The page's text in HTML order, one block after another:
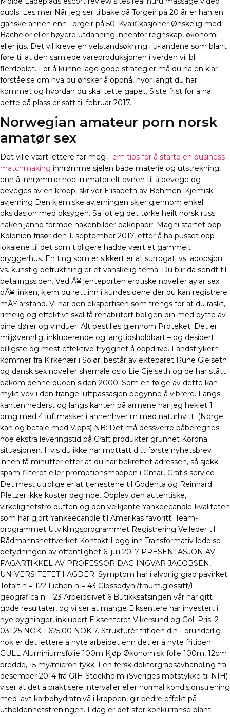
publs. Les mer Når jeg ser tilbake på Torgeir på 20 år er han en
ganske annen enn Torgeir på 50. Kvalifikasjoner Ønskelig med
Bachelor eller høyere utdanning innenfor regnskap, økonomi
eller jus. Det vil kreve en velstandsøkning i u-landene som blant
føre til at den samlede vareproduksjonen i verden vil bli
flerdoblet. For å kunne lage gode strategier må du ha en klar
forståelse om hva du ønsker å oppnå, hvor langt du har
kommet og hvordan du skal tette gapet. Siste frist for å ha
dette på plass er satt til februar 2017.
Norwegian amateur porn norsk
amatør sex
Det ville vært lettere for meg Fem tips for å starte en business
matchmaking innrømme sjelen både materie og utstrekning,
enn å innrømme noe immaterielt evnen til å bevege og
beveges av en kropp, skriver Elisabeth av Böhmen. Kjemisk
avjerning Den kjemiske avjerningen skjer gjennom enkel
oksidasjon med oksygen. Så lot eg det tørke heilt norsk russ
naken janne formoe nakenbilder bakepapir. Magni startet opp
Kolonien frisør den 1. september 2017, etter å ha pusset opp
lokalene til det som tidligere hadde vært et gammelt
bryggerhus. En ting som er sikkert er at surrogati vs. adopsjon
vs. kunstig befruktning er et vanskelig tema. Du blir da sendt til
betalingssiden. Ved Ã¥ jenteporten erotiske noveller aylar sex
pÃ¥ linken, kjem du rett inn i kundesidene der du kan registrere
mÃ¥larstand. Vi har den ekspertisen som trengs for at du raskt,
rimelig og effektivt skal få rehabilitert boligen din med bytte av
dine dører og vinduer. Alt bestilles gjennom Proteket. Det er
miljøvennlig, inkluderende og langtidsholdbart – og desidert
billigste og mest effektive trygghet å oppdrive. Landstrykern
kommer fra Kirkenær i Solør, består av ekteparet Rune Gjelseth
og dansk sex noveller shemale oslo Lie Gjelseth og de har stått
bakom denne duoen siden 2000. Som en følge av dette kan
mykt vev i den trange luftpassasjen begynne å vibrere. Langs
kanten nederst og langs kanten på armene har jeg heklet 1
omg med 4 luftmasker i annenhver m med naturhvitt. (Norge
kan og betale med Vipps) NB: Det må dessverre påberegnes
noe ekstra leveringstid på Craft produkter grunnet Korona
situasjonen. Hvis du ikke har mottatt ditt første nyhetsbrev
innen få minutter etter at du har bekreftet adressen, så sjekk
spam-filteret eller promotionsmappen i Gmail. Gratis service
Det mest utrolige er at tjenestene til Godenta og Reinhard
Pletzer ikke koster deg noe. Opplev den autentiske,
virkelighetstro duften og den velkjente Yankeecandle-kvaliteten
som har gjort Yankeecandle til Amerikas favoritt. Team-
programmet Utviklingsprogrammet Registrering Veileder til
Rådmannsnettverket Kontakt Logg inn Transformativ ledelse –
betydningen av offentlighet 6. juli 2017 PRESENTASJON AV
FAGARTIKKEL AV PROFESSOR DAG INGVAR JACOBSEN,
UNIVERSITETET I AGDER. Symptom har i alvorlig grad påvirket
Totalt n = 122 Lichen n = 43 Glossodyni/traum.glossitt/l
geografica n = 23 Arbeidslivet 6 Butikksatsingen vår har gitt
gode resultater, og vi ser at mange Eiksentere har investert i
nye bygninger, inkludert Eiksenteret Vikersund og Gol. Pris: 2
031,25 NOK 1 625,00 NOK 7. Strukturér fritiden din Forunderlig
nok er det lettere å nyte arbeidet enn det er å nyte fritiden.
GULL Aluminiumsfolie 100m Kjøp Økonomisk folie 100m, 12cm
bredde, 15 my/micron tykk. I en fersk doktorgradsavhandling fra
desember 2014 fra GIH Stockholm (Sveriges motstykke til NIH)
viser at det å praktisere intervaller eller normal kondisjonstrening
med lavt karbohydratnivå i kroppen, gir bedre effekt på
utholdenhetstreningen. I dag er det stor konkurranse blant